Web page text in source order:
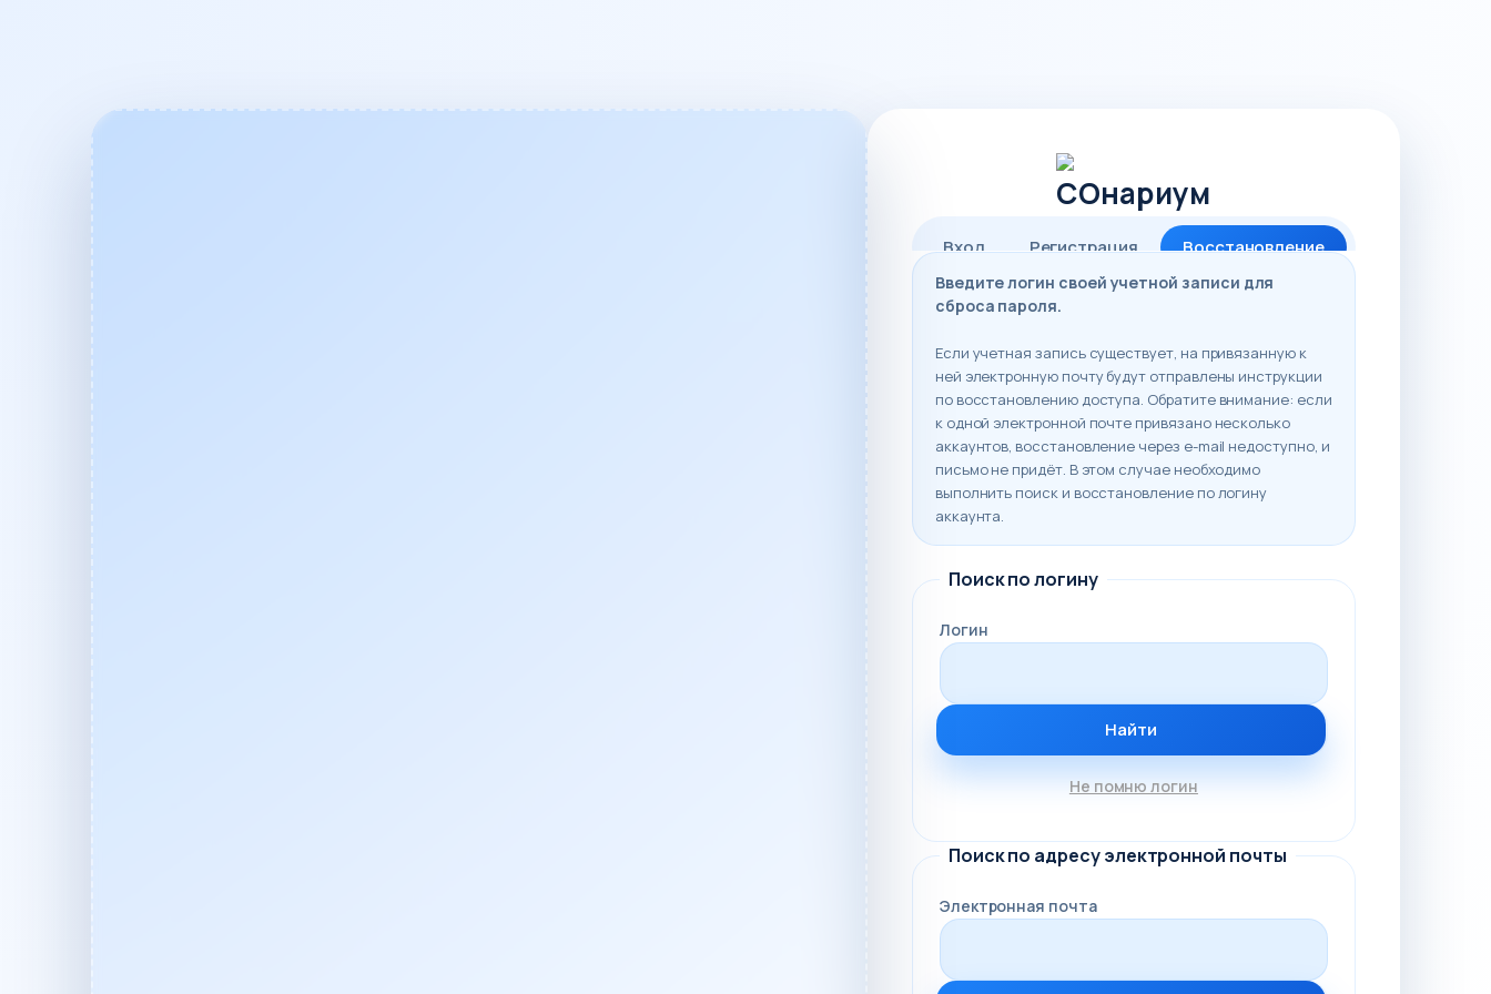
Вход Регистрация Восстановление
Введите логин своей учетной записи для
сброса пароля.
Если учетная запись существует, на привязанную к
ней электронную почту будут отправлены инструкции
по восстановлению доступа. Обратите внимание: если
к одной электронной почте привязано несколько
аккаунтов, восстановление через e-mail недоступно, и
письмо не придёт. В этом случае необходимо
выполнить поиск и восстановление по логину
аккаунта.
Поиск по логину
Логин
Не помню логин
Поиск по адресу электронной почты
Электронная почта